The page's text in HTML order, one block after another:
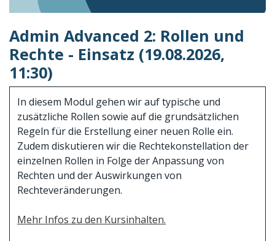
Admin Advanced 2: Rollen und
Rechte - Einsatz (19.08.2026,
11:30)
In diesem Modul gehen wir auf typische und
zusätzliche Rollen sowie auf die grundsätzlichen
Regeln für die Erstellung einer neuen Rolle ein.
Zudem diskutieren wir die Rechtekonstellation der
einzelnen Rollen in Folge der Anpassung von
Rechten und der Auswirkungen von
Rechteveränderungen.
Mehr Infos zu den Kursinhalten.